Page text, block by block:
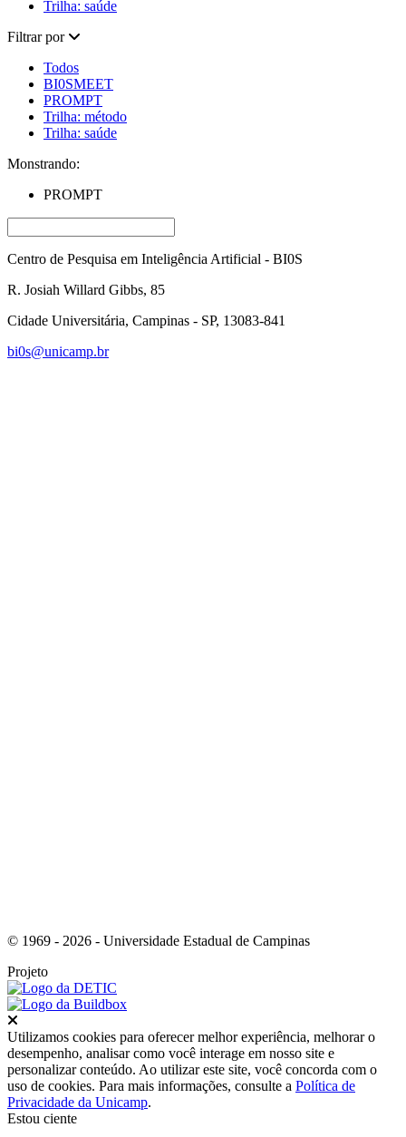
Trilha: saúde
Filtrar por
Todos
BI0SMEET
PROMPT
Trilha: método
Trilha: saúde
Monstrando:
PROMPT
Centro de Pesquisa em Inteligência Artificial - BI0S
R. Josiah Willard Gibbs, 85
Cidade Universitária, Campinas - SP, 13083-841
bi0s@unicamp.br
© 1969 - 2026 - Universidade Estadual de Campinas
Projeto
Utilizamos cookies para oferecer melhor experiência, melhorar o
desempenho, analisar como você interage em nosso site e
personalizar conteúdo. Ao utilizar este site, você concorda com o
uso de cookies. Para mais informações, consulte a Política de
Privacidade da Unicamp.
Estou ciente